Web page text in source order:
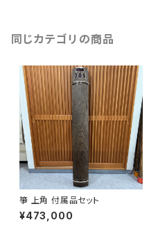
同じカテゴリの商品
箏 上角 付属品セット
¥473,000